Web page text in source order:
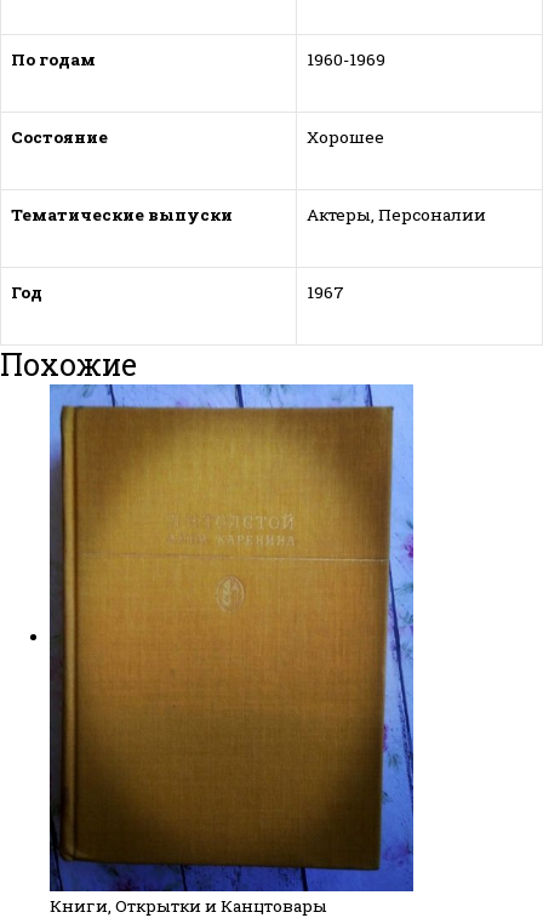
По годам 1960-1969
Состояние Хорошее
Тематические выпуски Актеры, Персоналии
Год 1967
Похожие
Книги, Открытки и Канцтовары